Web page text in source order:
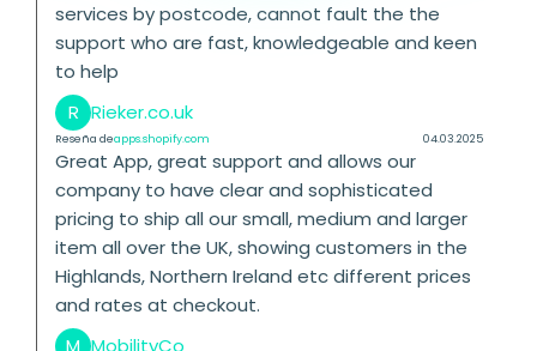
services by postcode, cannot fault the the
support who are fast, knowledgeable and keen
to help
R Rieker.co.uk
Reseña deapps.shopify.com 04.03.2025
Great App, great support and allows our
company to have clear and sophisticated
pricing to ship all our small, medium and larger
item all over the UK, showing customers in the
Highlands, Northern Ireland etc different prices
and rates at checkout.
M MobilityCo